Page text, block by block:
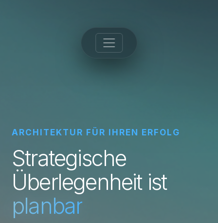
ARCHITEKTUR FÜR IHREN ERFOLG
Strategische
Überlegenheit ist
planbar